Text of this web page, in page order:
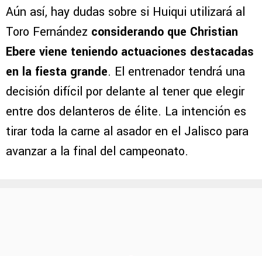
Aún así, hay dudas sobre si Huiqui utilizará al
Toro Fernández considerando que Christian
Ebere viene teniendo actuaciones destacadas
en la fiesta grande. El entrenador tendrá una
decisión difícil por delante al tener que elegir
entre dos delanteros de élite. La intención es
tirar toda la carne al asador en el Jalisco para
avanzar a la final del campeonato.